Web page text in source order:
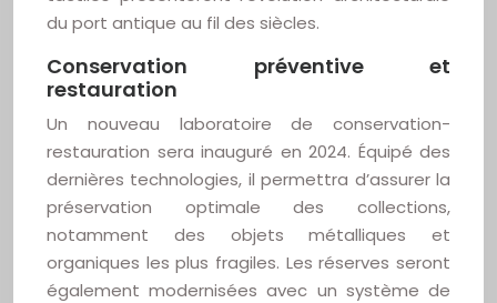
du port antique au fil des siècles.
Conservation préventive et
restauration
Un nouveau laboratoire de conservation-
restauration sera inauguré en 2024. Équipé des
dernières technologies, il permettra d’assurer la
préservation optimale des collections,
notamment des objets métalliques et
organiques les plus fragiles. Les réserves seront
également modernisées avec un système de